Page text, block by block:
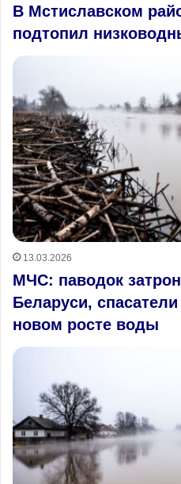
В Мстиславском
подтопил
13.03.2026
МЧС: паводок
Беларуси,
новом росте воды